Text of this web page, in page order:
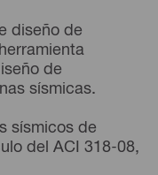
diseño de
de
sísmicas.
sísmicos de
del ACI 318-08,